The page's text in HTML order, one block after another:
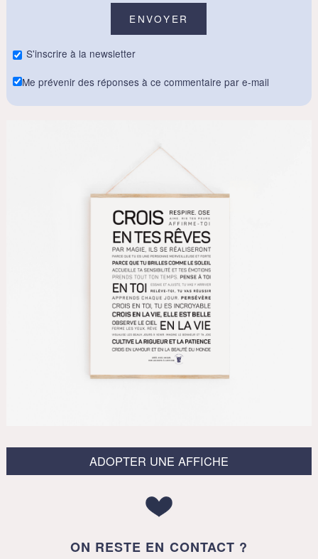
S'inscrire à la newsletter
Me prévenir des réponses à ce commentaire par e-mail
ADOPTER UNE AFFICHE
ON RESTE EN CONTACT ?